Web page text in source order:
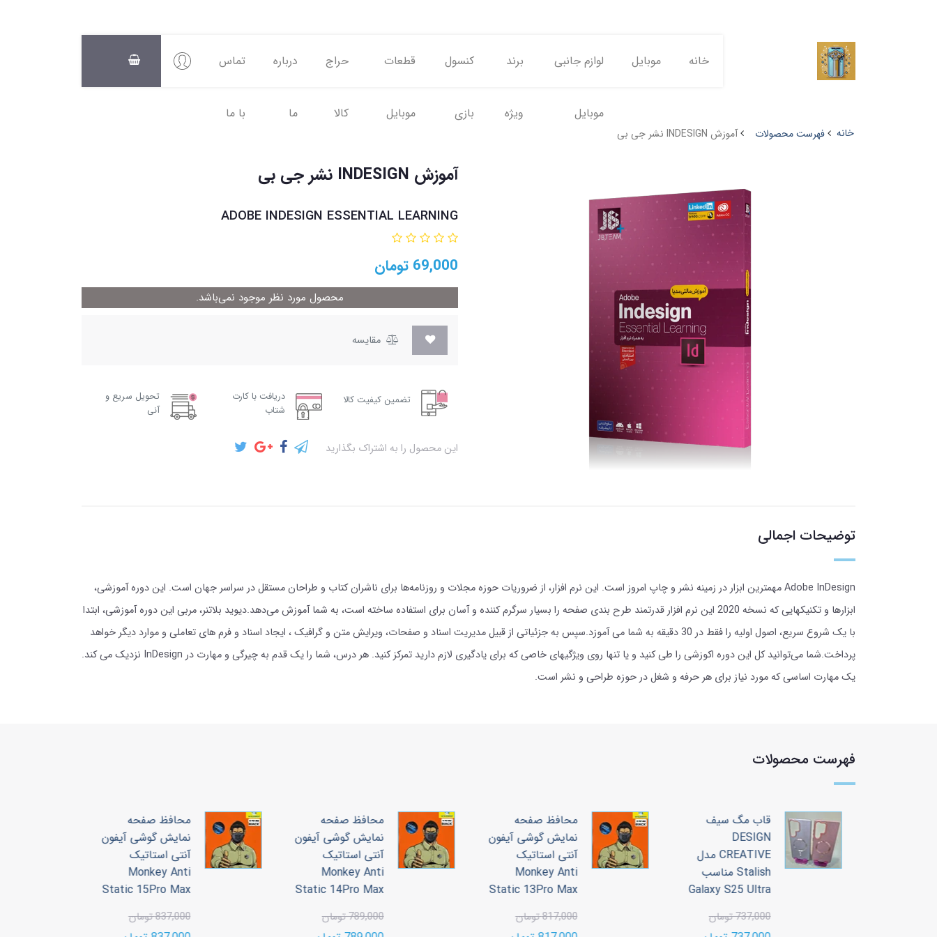
خانه موبایل لوازم جانبی
موبایل
برند
ویژه
کنسول
بازی
قطعات
موبایل
حراج
کالا
درباره
ما
تماس
با ما
خانه فهرست محصولات آموزش INDESIGN نشر جی بی
آموزش INDESIGN نشر جی بی
ADOBE INDESIGN ESSENTIAL LEARNING
69,000 تومان
محصول مورد نظر موجود نمی‌باشد.
مقایسه
تضمین کیفیت کالا
دریافت با کارت
شتاب
تحویل سریع و
آنی
این محصول را به اشتراک بگذارید
توضیحات اجمالی
Adobe InDesign مهمترین ابزار در زمینه نشر و چاپ امروز است. این نرم افزار، از ضروریات حوزه مجلات و روزنامه‌ها برای ناشران کتاب و طراحان مستقل در سراسر جهان است. این دوره آموزشی،
ابزارها و تکنیکهایی که نسخه 2020 این نرم افزار قدرتمند طرح بندی صفحه را بسیار سرگرم کننده و آسان برای استفاده ساخته است، به شما آموزش می‌دهد.دیوید بلاتنر، مربی این دوره آموزشی، ابتدا
با یک شروع سریع، اصول اولیه را فقط در 30 دقیقه به شما می آموزد.سپس به جزئیاتی از قبیل مدیریت اسناد و صفحات، ویرایش متن و گرافیک ، ایجاد اسناد و فرم های تعاملی و موارد دیگر خواهد
پرداخت.شما می‌توانید کل این دوره اکوزشی را طی کنید و یا تنها روی ویژگیهای خاصی که برای یادگیری لازم دارید تمرکز کنید. هر درس، شما را یک قدم به چیرگی و مهارت در InDesign نزدیک می کند.
یک مهارت اساسی که مورد نیاز برای هر حرفه و شغل در حوزه طراحی و نشر است.
فهرست محصولات
قاب مگ سیف
DESIGN
CREATIVE مدل
Stalish مناسب
Galaxy S25 Ultra
737,000 تومان
محافظ صفحه
نمایش گوشی آیفون
آنتی استاتیک
Monkey Anti
Static 13Pro Max
817,000 تومان
محافظ صفحه
نمایش گوشی آیفون
آنتی استاتیک
Monkey Anti
Static 14Pro Max
789,000 تومان
محافظ صفحه
نمایش گوشی آیفون
آنتی استاتیک
Monkey Anti
Static 15Pro Max
837,000 تومان